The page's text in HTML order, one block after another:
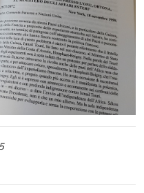
nel primo mandato in